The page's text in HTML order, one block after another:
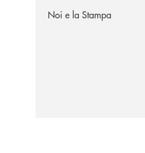
Noi e la Stampa